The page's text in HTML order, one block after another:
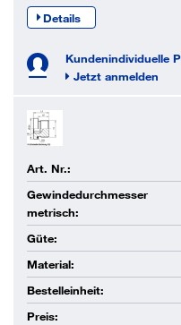
Details
Kundenindividuelle
Jetzt anmelden
Art. Nr.:
Gewindedurchmesser
metrisch:
Güte:
Material:
Bestelleinheit:
Preis: